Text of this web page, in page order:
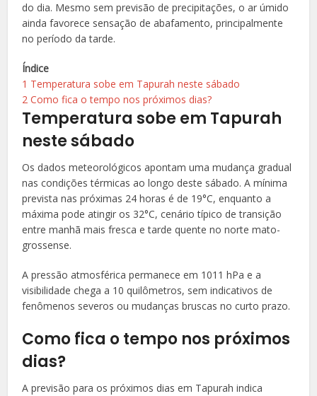
do dia. Mesmo sem previsão de precipitações, o ar úmido
ainda favorece sensação de abafamento, principalmente
no período da tarde.
Índice
1 Temperatura sobe em Tapurah neste sábado
2 Como fica o tempo nos próximos dias?
Temperatura sobe em Tapurah
neste sábado
Os dados meteorológicos apontam uma mudança gradual
nas condições térmicas ao longo deste sábado. A mínima
prevista nas próximas 24 horas é de 19°C, enquanto a
máxima pode atingir os 32°C, cenário típico de transição
entre manhã mais fresca e tarde quente no norte mato-
grossense.
A pressão atmosférica permanece em 1011 hPa e a
visibilidade chega a 10 quilômetros, sem indicativos de
fenômenos severos ou mudanças bruscas no curto prazo.
Como fica o tempo nos próximos
dias?
A previsão para os próximos dias em Tapurah indica